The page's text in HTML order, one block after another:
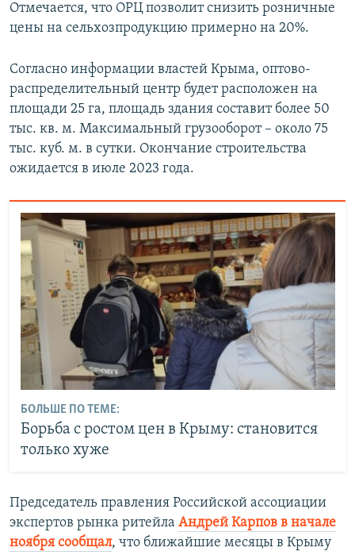
Отмечается, что ОРЦ позволит снизить розничные
цены на сельхозпродукцию примерно на 20%.
Согласно информации властей Крыма, оптово-
распределительный центр будет расположен на
площади 25 га, площадь здания составит более 50
тыс. кв. м. Максимальный грузооборот – около 75
тыс. куб. м. в сутки. Окончание строительства
ожидается в июле 2023 года.
БОЛЬШЕ ПО ТЕМЕ:
Борьба с ростом цен в Крыму: становится
только хуже
Председатель правления Российской ассоциации
экспертов рынка ритейла Андрей Карпов в начале
ноября сообщал, что ближайшие месяцы в Крыму